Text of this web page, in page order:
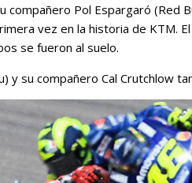
Pol Espargaró (Red
vez en la historia de KTM.
se fueron al suelo.
y su compañero Cal Crutchlow